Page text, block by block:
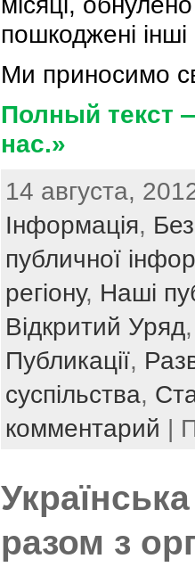
пошкоджені
Ми приносимо
Полный текст
нас.»
14 августа,
Інформація,
публичної
регіону, Наші
Відкритий Уряд
Публикації,
суспільства,
комментарий |
разом з